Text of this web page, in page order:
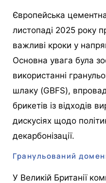
Європейська
листопаді 2025 року
важливі кроки у
Основна увага була
використанні
шлаку (GBFS),
брикетів із відходів
дискусіях щодо
декарбонізації.
Гранульований
У Великій Британії